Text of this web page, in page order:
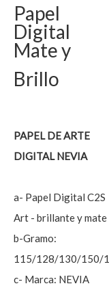
Papel
Digital
Mate y
Brillo
PAPEL DE ARTE
DIGITAL NEVIA
a- Papel Digital C2S
Art - brillante y mate
b-Gramo:
115/128/130/150/
c- Marca: NEVIA